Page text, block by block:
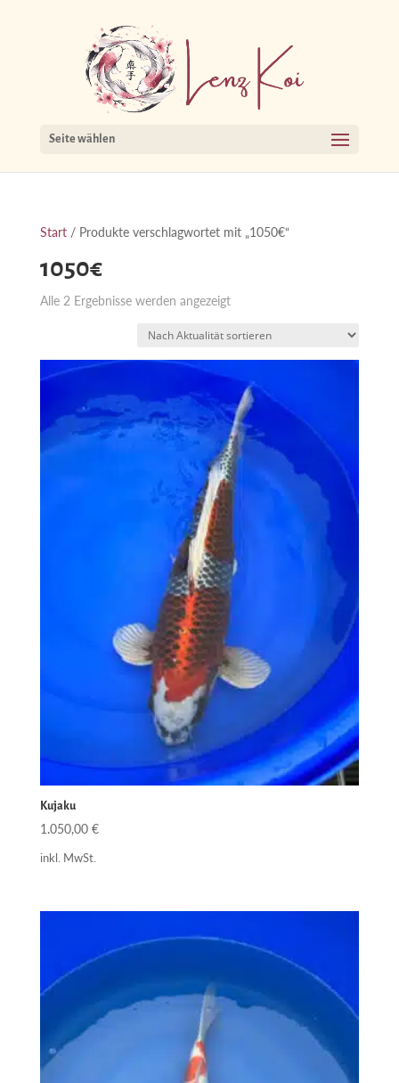
Seite wählen
Start/ Produkte verschlagwortet mit „1050€“
1050€
Alle 2 Ergebnisse werden angezeigtNach
sortiert
Kujaku
1.050,00 €
inkl. MwSt.